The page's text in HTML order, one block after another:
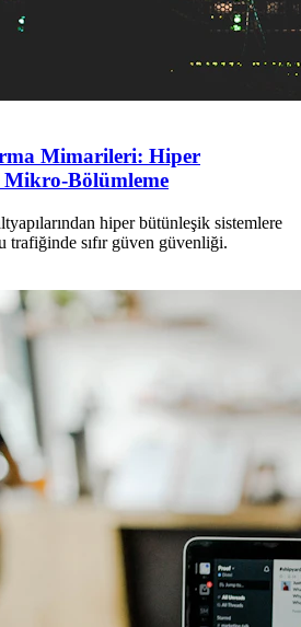
Mimarileri: Hiper
Bölümleme
hiper bütünleşik sistemlere
trafiğinde sıfır güven güvenliği.